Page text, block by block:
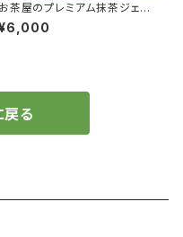
お茶屋のプレミアム抹茶ジェラ
ト【8個詰合せ】
る